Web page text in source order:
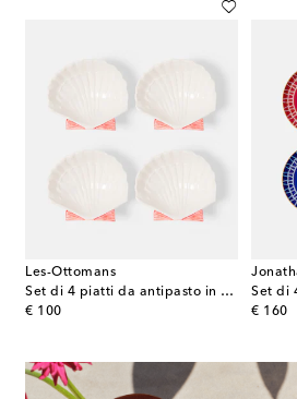
Les-Ottomans
Set di 4 piatti da antipasto in ceramica
€ 100
original price
€ 160